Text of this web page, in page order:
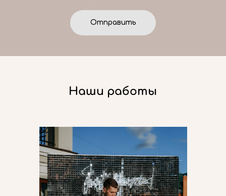
Отправить
Наши работы